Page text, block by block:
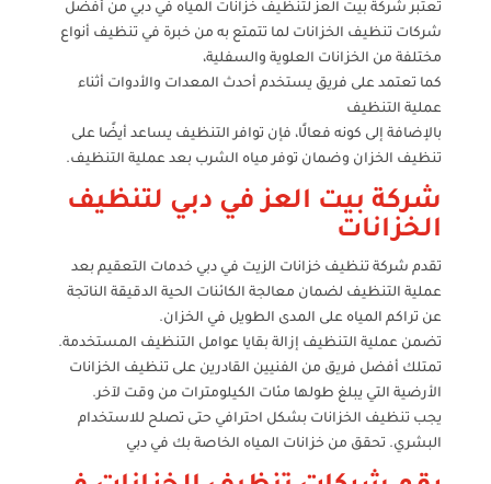
تعتبر شركة بيت العز لتنظيف خزانات المياه في دبي من أفضل
شركات تنظيف الخزانات لما تتمتع به من خبرة في تنظيف أنواع
مختلفة من الخزانات العلوية والسفلية،
كما تعتمد على فريق يستخدم أحدث المعدات والأدوات أثناء
عملية التنظيف
بالإضافة إلى كونه فعالًا، فإن توافر التنظيف يساعد أيضًا على
تنظيف الخزان وضمان توفر مياه الشرب بعد عملية التنظيف.
شركة بيت العز في دبي لتنظيف
الخزانات
تقدم شركة تنظيف خزانات الزيت في دبي خدمات التعقيم بعد
عملية التنظيف لضمان معالجة الكائنات الحية الدقيقة الناتجة
عن تراكم المياه على المدى الطويل في الخزان.
تضمن عملية التنظيف إزالة بقايا عوامل التنظيف المستخدمة.
تمتلك أفضل فريق من الفنيين القادرين على تنظيف الخزانات
الأرضية التي يبلغ طولها مئات الكيلومترات من وقت لآخر.
يجب تنظيف الخزانات بشكل احترافي حتى تصلح للاستخدام
البشري. تحقق من خزانات المياه الخاصة بك في دبي